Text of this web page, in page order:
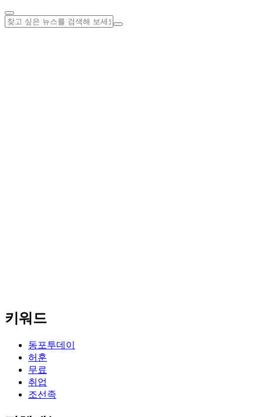
키워드
동포투데이
허훈
무료
취업
조선족